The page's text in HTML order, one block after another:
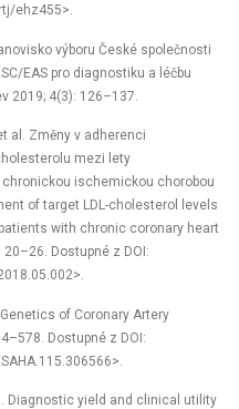
ehz455>.
výboru České společnosti
EAS pro diagnostiku a léčbu
2019; 4(3): 126–137.
al. Změny v adherenci
mezi lety
ischemickou chorobou
of target LDL-cholesterol levels
with chronic coronary heart
Dostupné z DOI:
of Coronary Artery
Dostupné z DOI:
Diagnostic yield and clinical utility